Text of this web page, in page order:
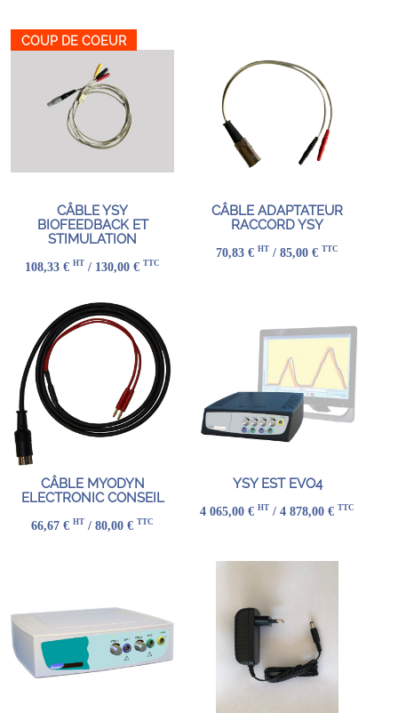
COUP DE COEUR
CÂBLE YSY
BIOFEEDBACK ET
STIMULATION
108,33 € HT / 130,00 € TTC
CÂBLE ADAPTATEUR
RACCORD YSY
70,83 € HT / 85,00 € TTC
CÂBLE MYODYN
ELECTRONIC CONSEIL
66,67 € HT / 80,00 € TTC
YSY EST EVO4
4 065,00 € HT / 4 878,00 € TTC